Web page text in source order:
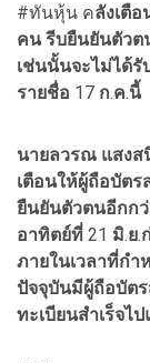
#ทันหุ้น คลังเตื
คน รีบยืนยันตัวต
เช่นนั้นจะไม่ได้
รายชื่อ 17 ก.ค.นี้
นายลวรณ แสงส
เตือนให้ผู้ถือบัตร
ยืนยันตัวตนอีกก
อาทิตย์ที่ 21 มิ.ย.
ภายในเวลาที่กำ
ปัจจุบันมีผู้ถือบัต
ทะเบียนสำเร็จไ